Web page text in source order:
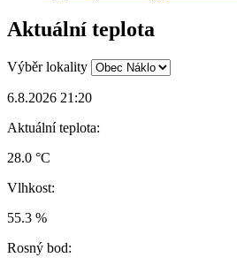
Aktuální teplota
Výběr lokality
6.8.2026 21:20
Aktuální teplota:
28.0 °C
Vlhkost:
55.3 %
Rosný bod: